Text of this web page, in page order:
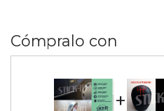
Cómpralo con
+